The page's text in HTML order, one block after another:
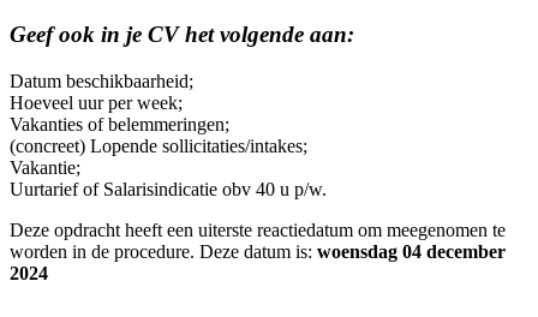
Geef ook in je CV het volgende aan:
Datum beschikbaarheid;
Hoeveel uur per week;
Vakanties of belemmeringen;
(concreet) Lopende sollicitaties/intakes;
Vakantie;
Uurtarief of Salarisindicatie obv 40 u p/w.
Deze opdracht heeft een uiterste reactiedatum om meegenomen te
worden in de procedure. Deze datum is: woensdag 04 december
2024